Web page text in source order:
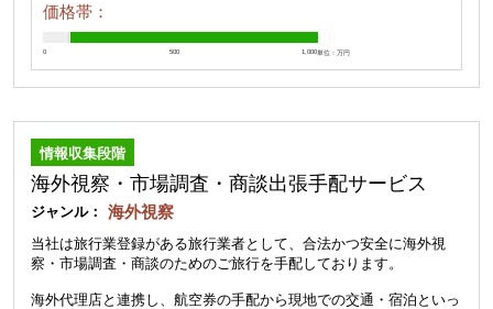
価格帯：
0 500 1,000単位：万円
情報収集段階
海外視察・市場調査・商談出張手配サービス
ジャンル： 海外視察
当社は旅行業登録がある旅行業者として、合法かつ安全に海外視
察・市場調査・商談のためのご旅行を手配しております。
海外代理店と連携し、航空券の手配から現地での交通・宿泊といっ